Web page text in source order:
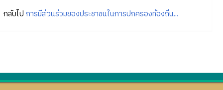
กลับไป การมีส่วนร่วมของประชาชนในการปกครองท้องถิ่น...